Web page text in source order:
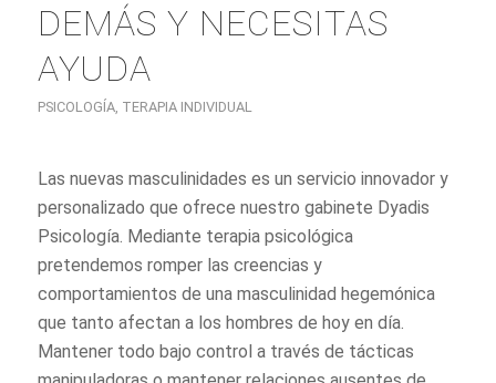
DEMÁS Y NECESITAS
AYUDA
PSICOLOGÍA, TERAPIA INDIVIDUAL
Las nuevas masculinidades es un servicio innovador y
personalizado que ofrece nuestro gabinete Dyadis
Psicología. Mediante terapia psicológica
pretendemos romper las creencias y
comportamientos de una masculinidad hegemónica
que tanto afectan a los hombres de hoy en día.
Mantener todo bajo control a través de tácticas